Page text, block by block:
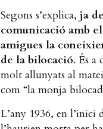
Segons s’explica, ja
comunicació amb
amigues la
de la bilocació. És a
molt allunyats al
com “la monja
L’any 1936, en